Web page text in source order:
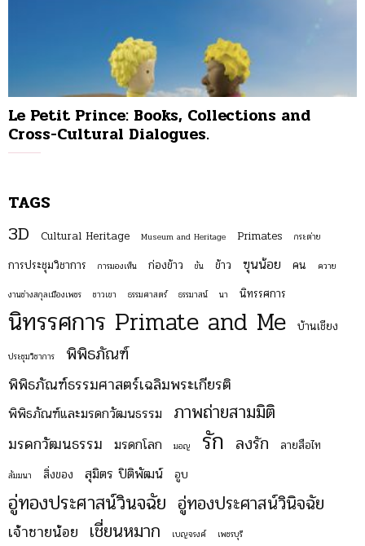
Le Petit Prince: Books, Collections and
Cross-Cultural Dialogues.
TAGS
3D Cultural Heritage Museum and Heritage Primates กระต่าย
การประชุมวิชาการ การมองเห็น ก่องข้าว ขัน ข้าว ฃุนน้อย คน ควาย
งานช่างสกุลเมืองเพชร ชาวเขา ธรรมศาสตร์ ธรรมาสน์ นา นิทรรศการ
นิทรรศการ Primate and Me บ้านเชียง
ประชุมวิชาการ พิพิธภัณฑ์
พิพิธภัณฑ์ธรรมศาสตร์เฉลิมพระเกียรติ
พิพิธภัณฑ์และมรดกวัฒนธรรม ภาพถ่ายสามมิติ
มรดกวัฒนธรรม มรดกโลก มอญ รัก ลงรัก ลายสือไท
สัมมนา สิ่งของ สุมิตร ปิติพัฒน์ อูบ
อู่ทองประศาสน์วินจฉัย อู่ทองประศาสน์วินิจฉัย
เจ้าชายน้อย เชี่ยนหมาก เบญจรงค์ เพชรบุรี